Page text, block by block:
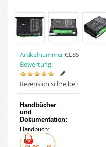
Artikelnummer:CL86
Bewertung:
Rezension schreiben
Handbücher
und
Dokumentation:
Handbuch: